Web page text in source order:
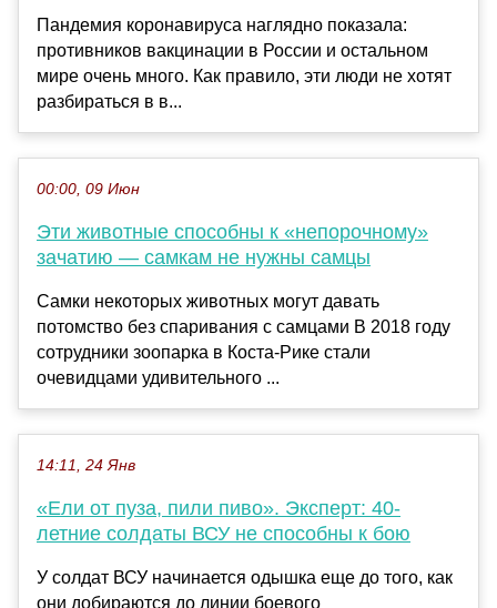
Пандемия коронавируса наглядно показала:
противников вакцинации в России и остальном
мире очень много. Как правило, эти люди не хотят
разбираться в в...
00:00, 09 Июн
Эти животные способны к «непорочному»
зачатию — самкам не нужны самцы
Самки некоторых животных могут давать
потомство без спаривания с самцами В 2018 году
сотрудники зоопарка в Коста-Рике стали
очевидцами удивительного ...
14:11, 24 Янв
«Ели от пуза, пили пиво». Эксперт: 40-
летние солдаты ВСУ не способны к бою
У солдат ВСУ начинается одышка еще до того, как
они добираются до линии боевого